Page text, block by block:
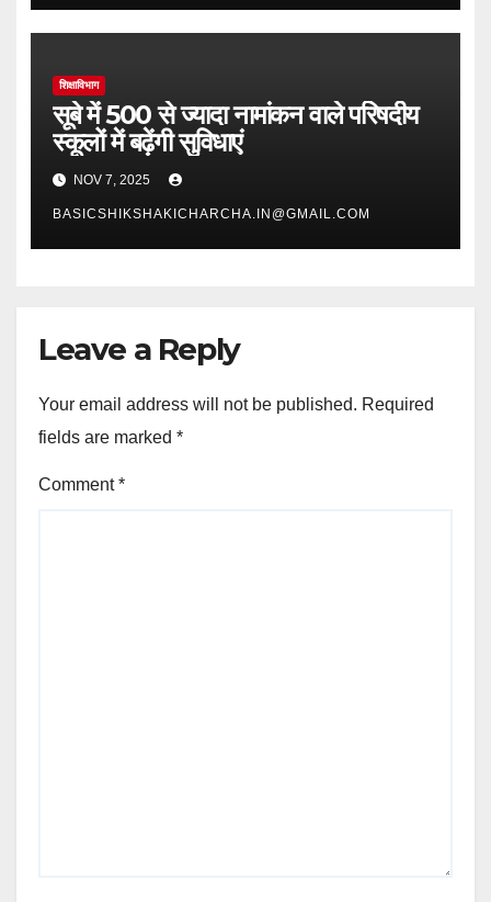
शिक्षाविभाग
सूबे में 500 से ज्यादा नामांकन वाले परिषदीय
स्कूलों में बढ़ेंगी सुविधाएं
NOV 7, 2025
BASICSHIKSHAKICHARCHA.IN@GMAIL.COM
Leave a Reply
Your email address will not be published. Required
fields are marked *
Comment*